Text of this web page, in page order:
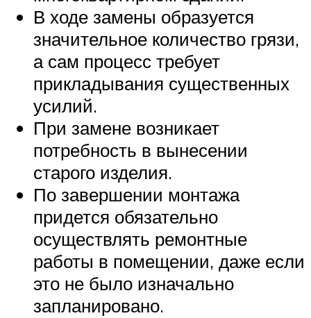
В ходе замены образуется
значительное количество грязи,
а сам процесс требует
прикладывания существенных
усилий.
При замене возникает
потребность в вынесении
старого изделия.
По завершении монтажа
придется обязательно
осуществлять ремонтные
работы в помещении, даже если
это не было изначально
запланировано.